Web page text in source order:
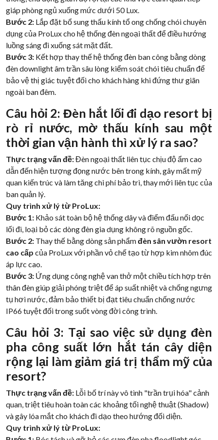
giáp phòng ngủ xuống mức dưới 50 Lux.
Bước 2: Lắp đặt bổ sung thấu kính tổ ong chống chói chuyên
dụng của ProLux cho hệ thống đèn ngoại thất để điều hướng
luồng sáng đi xuống sát mặt đất.
Bước 3: Kết hợp thay thế hệ thống đèn ban công bằng dòng
đèn downlight âm trần sâu lòng kiểm soát chói tiêu chuẩn để
bảo vệ thị giác tuyệt đối cho khách hàng khi đứng thư giãn
ngoài ban đêm.
Câu hỏi 2: Đèn hắt lối đi dạo resort bị
rò rỉ nước, mờ thấu kính sau một
thời gian vận hành thì xử lý ra sao?
Thực trạng vấn đề:Đèn ngoại thất liên tục chịu độ ẩm cao
dẫn đến hiện tượng đọng nước bên trong kính, gây mất mỹ
quan kiến trúc và làm tăng chi phí bảo trì, thay mới liên tục của
ban quản lý.
Quy trình xử lý từ ProLux:
Bước 1: Khảo sát toàn bộ hệ thống dây và điểm đấu nối dọc
lối đi, loại bỏ các dòng đèn gia dụng không rõ nguồn gốc.
Bước 2: Thay thế bằng dòng sản phẩmđèn sân vườn resort
cao cấp của ProLux với phần vỏ chế tạo từ hợp kim nhôm đúc
áp lực cao.
Bước 3: Ứng dụng công nghệ van thở một chiều tích hợp trên
thân đèn giúp giải phóng triệt để áp suất nhiệt và chống ngưng
tụ hơi nước, đảm bảo thiết bị đạt tiêu chuẩn chống nước
IP66 tuyệt đối trong suốt vòng đời công trình.
Câu hỏi 3: Tại sao việc sử dụng đèn
pha công suất lớn hắt tán cây diện
rộng lại làm giảm giá trị thẩm mỹ của
resort?
Thực trạng vấn đề: Lỗi bố trí này vô tình "trần trụi hóa" cảnh
quan, triệt tiêu hoàn toàn các khoảng tối nghệ thuật (Shadow)
và gây lóa mắt cho khách đi dạo theo hướng đối diện.
Quy trình xử lý từ ProLux: